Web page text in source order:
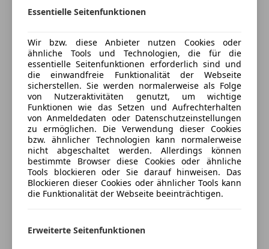
Sicherheit
LED-Scheinwerfer
Kfz-Versicherung
Versicherungsschutz an Ihre Bedürfnisse
anpassen
Freischaden-Gutschein ab Stufe 0
Auto einfach online versichern & Rabatt holen
Jetzt berechnen
Verkäufer Händler
TL Automobile Vertriebs GesmbH &
Essentielle Seitenfunktionen
Wir bzw. diese Anbieter nutzen Cookies oder
ähnliche Tools und Technologien, die für die
essentielle Seitenfunktionen erforderlich sind und
die einwandfreie Funktionalität der Webseite
sicherstellen. Sie werden normalerweise als Folge
von Nutzeraktivitäten genutzt, um wichtige
Funktionen wie das Setzen und Aufrechterhalten
von Anmeldedaten oder Datenschutzeinstellungen
zu ermöglichen. Die Verwendung dieser Cookies
bzw. ähnlicher Technologien kann normalerweise
nicht abgeschaltet werden. Allerdings können
bestimmte Browser diese Cookies oder ähnliche
Tools blockieren oder Sie darauf hinweisen. Das
Blockieren dieser Cookies oder ähnlicher Tools kann
die Funktionalität der Webseite beeinträchtigen.
Erweiterte Seitenfunktionen